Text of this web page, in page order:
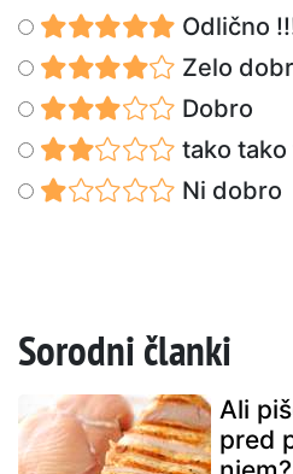
Odlično
Zelo
Dobro
tako tako
Ni dobro
Sorodni članki
Ali
pred